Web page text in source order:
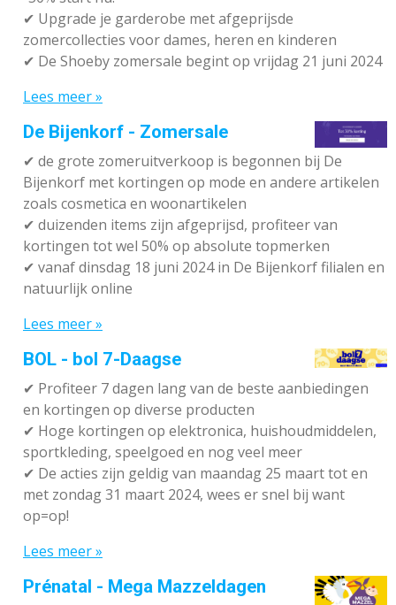
✔ Upgrade je garderobe met afgeprijsde
zomercollecties voor dames, heren en kinderen
✔ De Shoeby zomersale begint op vrijdag 21 juni 2024
Lees meer »
De Bijenkorf - Zomersale
✔ de grote zomeruitverkoop is begonnen bij De
Bijenkorf met kortingen op mode en andere artikelen
zoals cosmetica en woonartikelen
✔ duizenden items zijn afgeprijsd, profiteer van
kortingen tot wel 50% op absolute topmerken
✔ vanaf dinsdag 18 juni 2024 in De Bijenkorf filialen en
natuurlijk online
Lees meer »
BOL - bol 7-Daagse
✔ Profiteer 7 dagen lang van de beste aanbiedingen
en kortingen op diverse producten
✔ Hoge kortingen op elektronica, huishoudmiddelen,
sportkleding, speelgoed en nog veel meer
✔ De acties zijn geldig van maandag 25 maart tot en
met zondag 31 maart 2024, wees er snel bij want
op=op!
Lees meer »
Prénatal - Mega Mazzeldagen